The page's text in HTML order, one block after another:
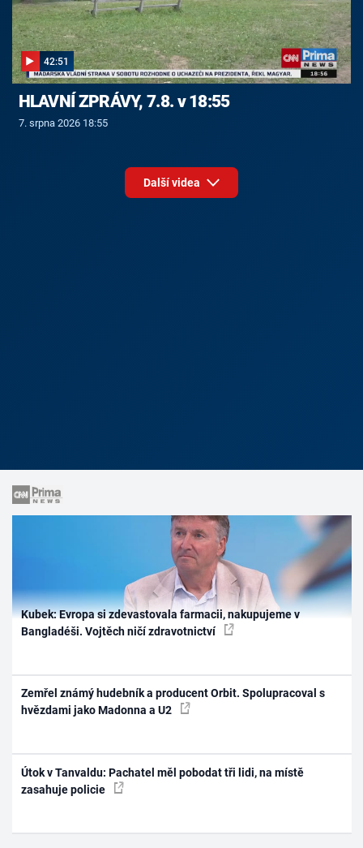
42:51
HLAVNÍ ZPRÁVY, 7.8. v 18:55
7. srpna 2026 18:55
Další videa
Kubek: Evropa si zdevastovala farmacii, nakupujeme v
Bangladéši. Vojtěch ničí zdravotnictví
Zemřel známý hudebník a producent Orbit. Spolupracoval s
hvězdami jako Madonna a U2
Útok v Tanvaldu: Pachatel měl pobodat tři lidi, na místě
zasahuje policie